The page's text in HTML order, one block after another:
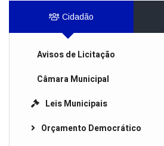
Cidadão
Avisos de Licitação
Câmara Municipal
Leis Municipais
Orçamento Democrático